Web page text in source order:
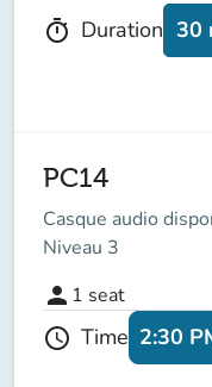
timer Duration 30
PC14
Casque audio
Niveau 3
person 1 seat
schedule Time 2:30